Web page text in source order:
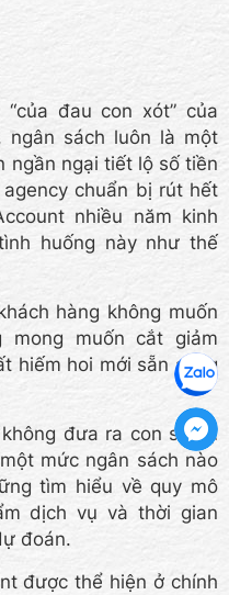
đau con xót” của
ngân sách luôn là một
ngần ngại tiết lộ số tiền
chuẩn bị rút hết
nhiều năm kinh
huống này như thế
hàng không muốn
muốn cắt giảm
hiếm hoi mới sẵn sàng
đưa ra con số cụ
mức ngân sách nào
tìm hiểu về quy mô
dịch vụ và thời gian
đoán.
được thể hiện ở chính